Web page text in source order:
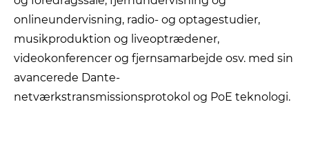
onlineundervisning, radio- og optagestudier,
musikproduktion og liveoptrædener,
videokonferencer og fjernsamarbejde osv. med sin
avancerede Dante-
netværkstransmissionsprotokol og PoE teknologi.